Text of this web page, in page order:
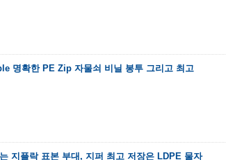
명확한 PE Zip 자물쇠 비닐 봉투 그리고 최고
지플락 표본 부대, 지퍼 최고 저장은 LDPE 물자